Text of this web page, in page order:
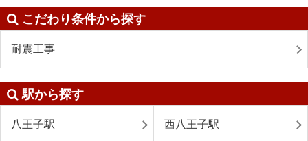
こだわり条件から探す
耐震工事
駅から探す
八王子駅 西八王子駅